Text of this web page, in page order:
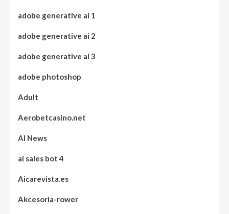
adobe generative ai 1
adobe generative ai 2
adobe generative ai 3
adobe photoshop
Adult
Aerobetcasino.net
AI News
ai sales bot 4
Aicarevista.es
Akcesoria-rower